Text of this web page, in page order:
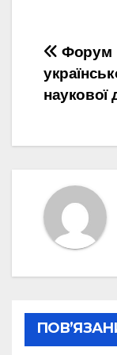
Форум
наукової